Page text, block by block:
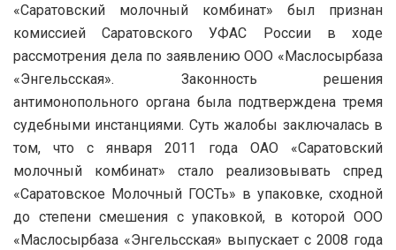
«Саратовский молочный комбинат» был признан
комиссией Саратовского УФАС России в ходе
рассмотрения дела по заявлению ООО «Маслосырбаза
«Энгельсская». Законность решения
антимонопольного органа была подтверждена тремя
судебными инстанциями. Суть жалобы заключалась в
том, что с января 2011 года ОАО «Саратовский
молочный комбинат» стало реализовывать спред
«Саратовское Молочный ГОСТь» в упаковке, сходной
до степени смешения с упаковкой, в которой ООО
«Маслосырбаза «Энгельсская» выпускает с 2008 года